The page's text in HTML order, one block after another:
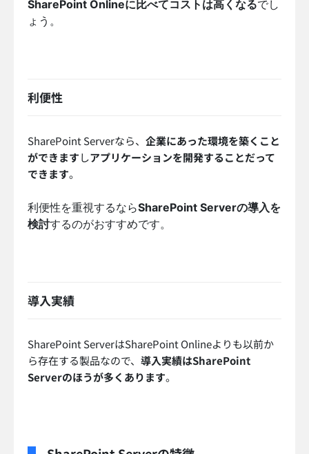
SharePoint Onlineに比べてコストは高くなるでし
ょう。
利便性
SharePoint Serverなら、 企業にあった環境を築くこと
ができますしアプリケーションを開発することだって
できます。
利便性を重視するならSharePoint Serverの導入を
検討するのがおすすめです。
導入実績
SharePoint ServerはSharePoint Onlineよりも以前か
ら存在する製品なので、 導入実績はSharePoint
Serverのほうが多くあります。